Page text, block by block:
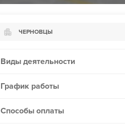
ЧЕРНОВЦЫ
Борисполь
Виды деятельности
График работы
Способы оплаты